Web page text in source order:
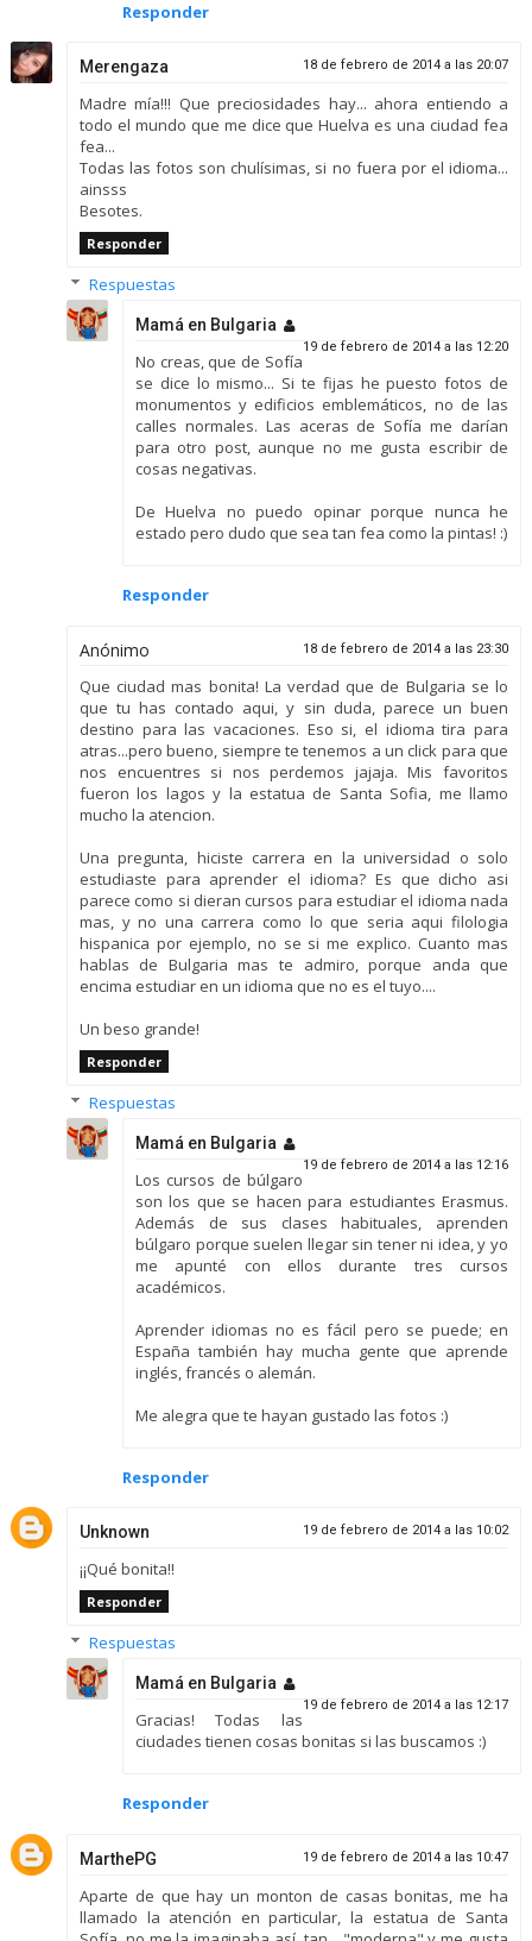
Responder
Merengaza 18 de febrero de 2014 a las 20:07
Madre mía!!! Que preciosidades hay... ahora entiendo a
todo el mundo que me dice que Huelva es una ciudad fea
fea...
Todas las fotos son chulísimas, si no fuera por el idioma...
ainsss
Besotes.
Responder
Respuestas
Mamá en Bulgaria
19 de febrero de 2014 a las 12:20
No creas, que de Sofía
se dice lo mismo... Si te fijas he puesto fotos de
monumentos y edificios emblemáticos, no de las
calles normales. Las aceras de Sofía me darían
para otro post, aunque no me gusta escribir de
cosas negativas.
De Huelva no puedo opinar porque nunca he
estado pero dudo que sea tan fea como la pintas! :)
Responder
Anónimo 18 de febrero de 2014 a las 23:30
Que ciudad mas bonita! La verdad que de Bulgaria se lo
que tu has contado aqui, y sin duda, parece un buen
destino para las vacaciones. Eso si, el idioma tira para
atras...pero bueno, siempre te tenemos a un click para que
nos encuentres si nos perdemos jajaja. Mis favoritos
fueron los lagos y la estatua de Santa Sofia, me llamo
mucho la atencion.
Una pregunta, hiciste carrera en la universidad o solo
estudiaste para aprender el idioma? Es que dicho asi
parece como si dieran cursos para estudiar el idioma nada
mas, y no una carrera como lo que seria aqui filologia
hispanica por ejemplo, no se si me explico. Cuanto mas
hablas de Bulgaria mas te admiro, porque anda que
encima estudiar en un idioma que no es el tuyo....
Un beso grande!
Responder
Respuestas
Mamá en Bulgaria
19 de febrero de 2014 a las 12:16
Los cursos de búlgaro
son los que se hacen para estudiantes Erasmus.
Además de sus clases habituales, aprenden
búlgaro porque suelen llegar sin tener ni idea, y yo
me apunté con ellos durante tres cursos
académicos.
Aprender idiomas no es fácil pero se puede; en
España también hay mucha gente que aprende
inglés, francés o alemán.
Me alegra que te hayan gustado las fotos :)
Responder
Unknown 19 de febrero de 2014 a las 10:02
¡¡Qué bonita!!
Responder
Respuestas
Mamá en Bulgaria
19 de febrero de 2014 a las 12:17
Gracias! Todas las
ciudades tienen cosas bonitas si las buscamos :)
Responder
MarthePG 19 de febrero de 2014 a las 10:47
Aparte de que hay un monton de casas bonitas, me ha
llamado la atención en particular, la estatua de Santa